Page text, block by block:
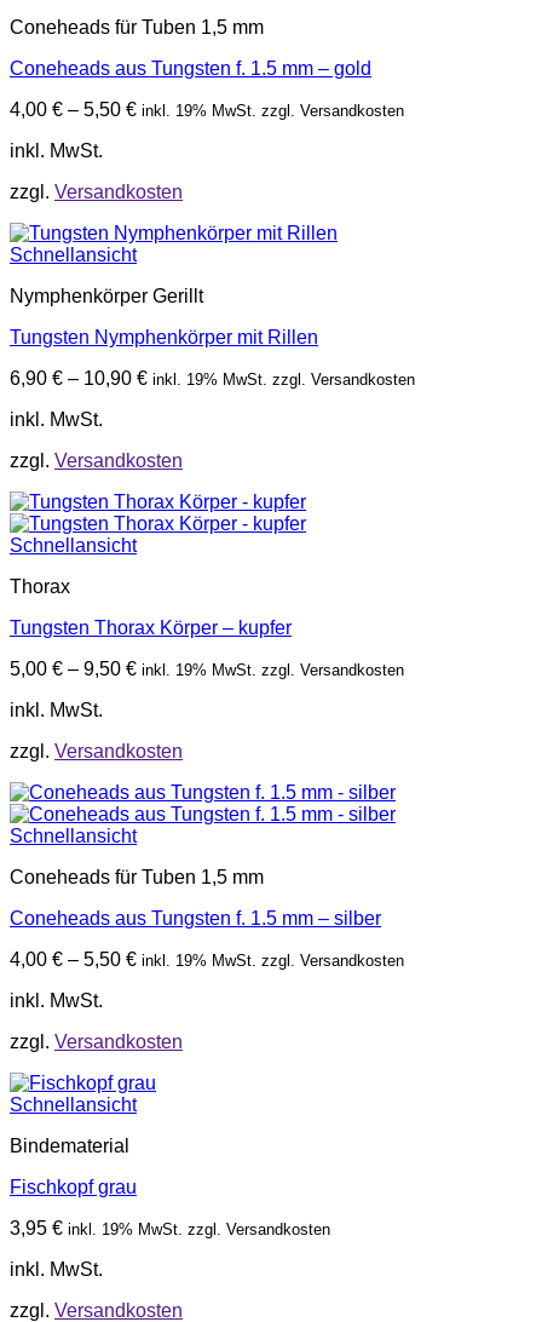
Coneheads für Tuben 1,5 mm
Coneheads aus Tungsten f. 1.5 mm – gold
4,00 € – 5,50 € inkl. 19% MwSt. zzgl. Versandkosten
inkl. MwSt.
zzgl. Versandkosten
Schnellansicht
Nymphenkörper Gerillt
Tungsten Nymphenkörper mit Rillen
6,90 € – 10,90 € inkl. 19% MwSt. zzgl. Versandkosten
inkl. MwSt.
zzgl. Versandkosten
Schnellansicht
Thorax
Tungsten Thorax Körper – kupfer
5,00 € – 9,50 € inkl. 19% MwSt. zzgl. Versandkosten
inkl. MwSt.
zzgl. Versandkosten
Schnellansicht
Coneheads für Tuben 1,5 mm
Coneheads aus Tungsten f. 1.5 mm – silber
4,00 € – 5,50 € inkl. 19% MwSt. zzgl. Versandkosten
inkl. MwSt.
zzgl. Versandkosten
Schnellansicht
Bindematerial
Fischkopf grau
3,95 € inkl. 19% MwSt. zzgl. Versandkosten
inkl. MwSt.
zzgl. Versandkosten